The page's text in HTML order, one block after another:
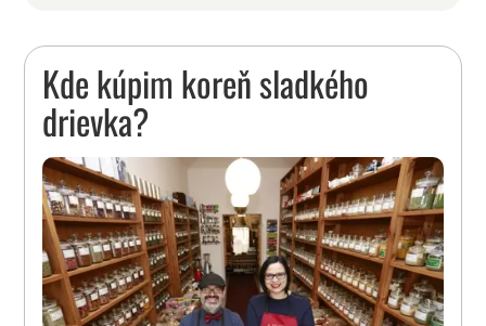
Kde kúpim koreň sladkého
drievka?